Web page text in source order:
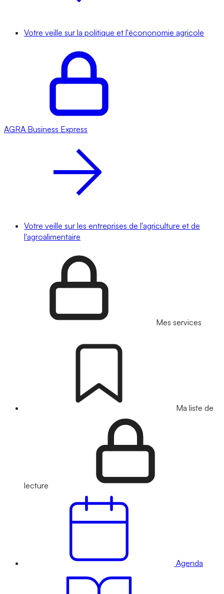
Votre veille sur la politique et l'écononomie agricole
AGRA Business Express
Votre veille sur les entreprises de l'agriculture et de
l'agroalimentaire
Mes services
Ma liste de
lecture
Agenda